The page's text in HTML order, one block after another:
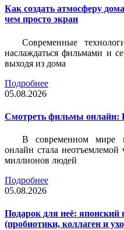
Как создать атмосферу
чем просто экран
Современные
наслаждаться фильмами и
выходя из дома
Подробнее
05.08.2026
Смотреть фильмы онлайн:
В современном мире
онлайн стала
миллионов людей
Подробнее
05.08.2026
Подарок для неё: японский
(пробиотики, коллаген и